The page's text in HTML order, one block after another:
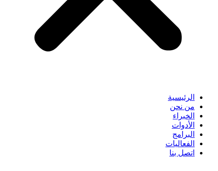
الرئيسية
من نحن
الخبراء
الأدوات
البرامج
الفعاليات
اتصل بنا